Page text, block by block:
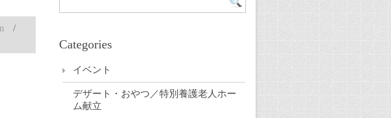
/
の
Categories
イベント
デザート・おやつ／特別養護老人ホー
ム献立